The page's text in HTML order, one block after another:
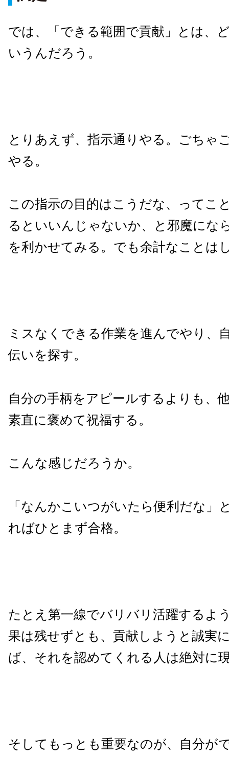
では、「できる範囲で貢献」とは、
いうんだろう。
とりあえず、指示通りやる。ごちゃ
やる。
この指示の目的はこうだな、ってこ
るといいんじゃないか、と邪魔にな
を利かせてみる。でも余計なことは
ミスなくできる作業を進んでやり、
伝いを探す。
自分の手柄をアピールするよりも、
素直に褒めて祝福する。
こんな感じだろうか。
「なんかこいつがいたら便利だな」
ればひとまず合格。
たとえ第一線でバリバリ活躍するよ
果は残せずとも、貢献しようと誠実
ば、それを認めてくれる人は絶対に
そしてもっとも重要なのが、自分が